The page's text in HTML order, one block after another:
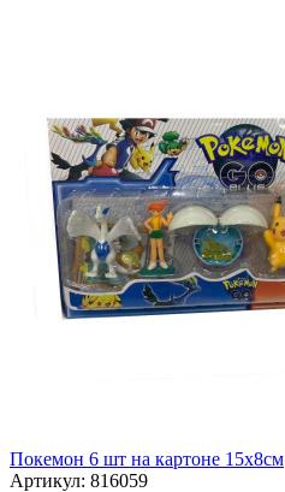
Покемон 6 шт на картоне 15х8см
Артикул: 816059